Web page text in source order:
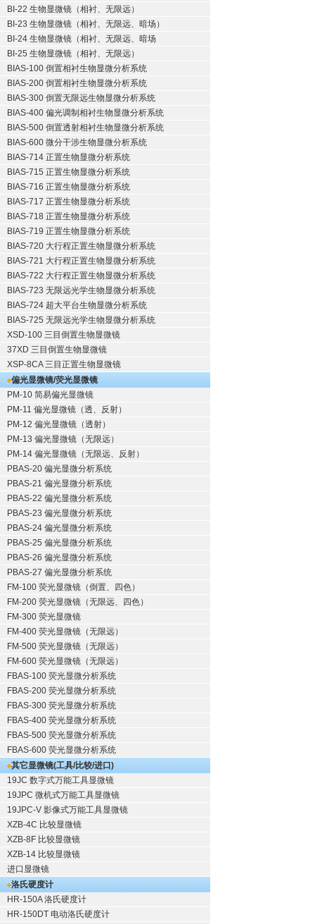
BI-22 生物显微镜（相衬、无限远）
BI-23 生物显微镜（相衬、无限远、暗场）
BI-24 生物显微镜（相衬、无限远、暗场
BI-25 生物显微镜（相衬、无限远）
BIAS-100 倒置相衬生物显微分析系统
BIAS-200 倒置相衬生物显微分析系统
BIAS-300 倒置无限远生物显微分析系统
BIAS-400 偏光调制相衬生物显微分析系统
BIAS-500 倒置透射相衬生物显微分析系统
BIAS-600 微分干涉生物显微分析系统
BIAS-714 正置生物显微分析系统
BIAS-715 正置生物显微分析系统
BIAS-716 正置生物显微分析系统
BIAS-717 正置生物显微分析系统
BIAS-718 正置生物显微分析系统
BIAS-719 正置生物显微分析系统
BIAS-720 大行程正置生物显微分析系统
BIAS-721 大行程正置生物显微分析系统
BIAS-722 大行程正置生物显微分析系统
BIAS-723 无限远光学生物显微分析系统
BIAS-724 超大平台生物显微分析系统
BIAS-725 无限远光学生物显微分析系统
XSD-100 三目倒置生物显微镜
37XD 三目倒置生物显微镜
XSP-8CA 三目正置生物显微镜
偏光显微镜/荧光显微镜
PM-10 简易偏光显微镜
PM-11 偏光显微镜（透、反射）
PM-12 偏光显微镜（透射）
PM-13 偏光显微镜（无限远）
PM-14 偏光显微镜（无限远、反射）
PBAS-20 偏光显微分析系统
PBAS-21 偏光显微分析系统
PBAS-22 偏光显微分析系统
PBAS-23 偏光显微分析系统
PBAS-24 偏光显微分析系统
PBAS-25 偏光显微分析系统
PBAS-26 偏光显微分析系统
PBAS-27 偏光显微分析系统
FM-100 荧光显微镜（倒置、四色）
FM-200 荧光显微镜（无限远、四色）
FM-300 荧光显微镜
FM-400 荧光显微镜（无限远）
FM-500 荧光显微镜（无限远）
FM-600 荧光显微镜（无限远）
FBAS-100 荧光显微分析系统
FBAS-200 荧光显微分析系统
FBAS-300 荧光显微分析系统
FBAS-400 荧光显微分析系统
FBAS-500 荧光显微分析系统
FBAS-600 荧光显微分析系统
其它显微镜(工具/比较/进口)
19JC 数字式万能工具显微镜
19JPC 微机式万能工具显微镜
19JPC-V 影像式万能工具显微镜
XZB-4C 比较显微镜
XZB-8F 比较显微镜
XZB-14 比较显微镜
进口显微镜
洛氏硬度计
HR-150A 洛氏硬度计
HR-150DT 电动洛氏硬度计